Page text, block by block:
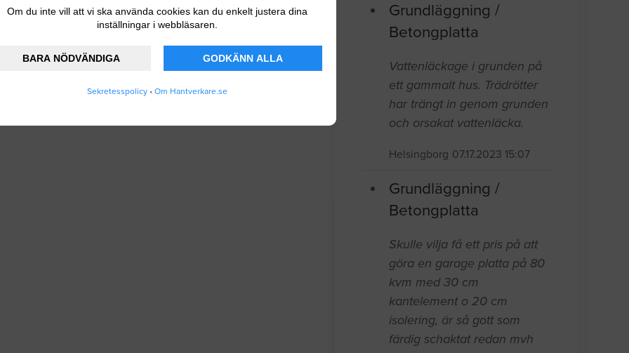
Om du inte vill att vi ska använda cookies kan du enkelt justera dina
inställningar i webbläsaren.
BARA NÖDVÄNDIGA GODKÄNN ALLA
Sekretesspolicy • Om Hantverkare.se
Grundläggning /
Betongplatta
Vattenläckage i grunden på
ett gammalt hus. Trädrötter
har trängt in genom grunden
och orsakat vattenläcka.
Helsingborg 07.17.2023 15:07
Grundläggning /
Betongplatta
Skulle vilja få ett pris på att
göra en garage platta på 80
kvm med 30 cm
kantelement o 20 cm
isolering, är så gott som
färdig schaktat redan mvh